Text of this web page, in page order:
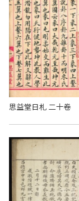
思益堂日札 二十卷